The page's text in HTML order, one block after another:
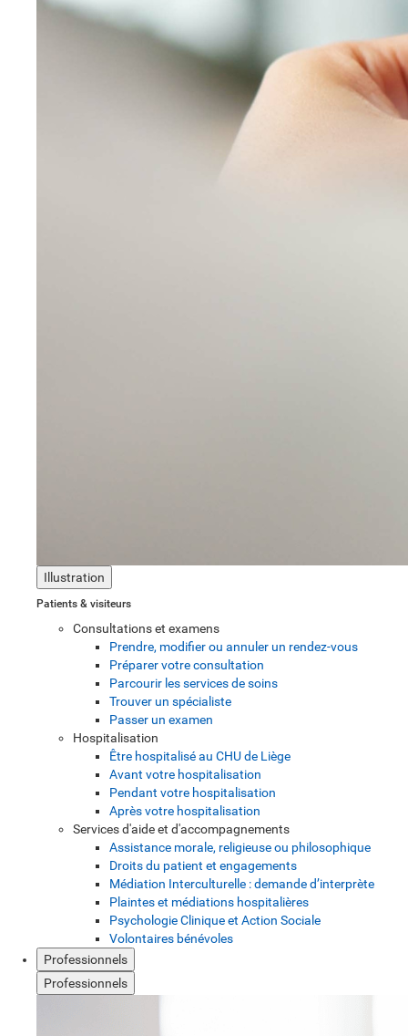
Illustration
Patients & visiteurs
Consultations et examens
Prendre, modifier ou annuler un rendez-vous
Préparer votre consultation
Parcourir les services de soins
Trouver un spécialiste
Passer un examen
Hospitalisation
Être hospitalisé au CHU de Liège
Avant votre hospitalisation
Pendant votre hospitalisation
Après votre hospitalisation
Services d'aide et d'accompagnements
Assistance morale, religieuse ou philosophique
Droits du patient et engagements
Médiation Interculturelle : demande d’interprète
Plaintes et médiations hospitalières
Psychologie Clinique et Action Sociale
Volontaires bénévoles
Professionnels
Professionnels